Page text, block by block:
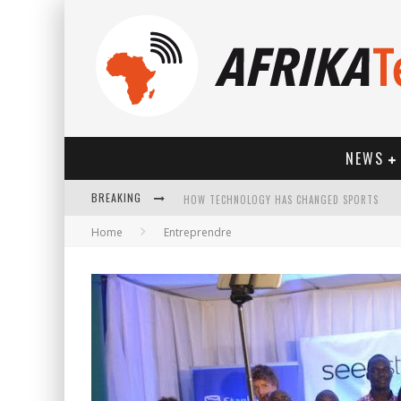
NEWS
BREAKING HOW TECHNOLOGY HAS CHANGED SPORTS
Home Entreprendre